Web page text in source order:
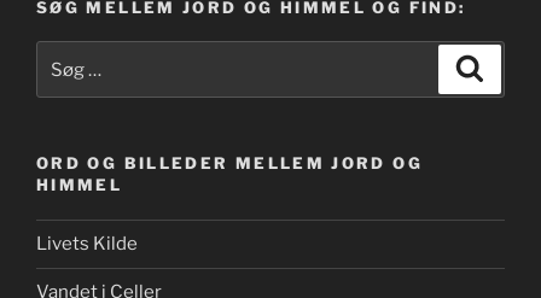
SØG MELLEM JORD OG HIMMEL OG FIND:
efter:
ORD OG BILLEDER MELLEM JORD OG
HIMMEL
Livets Kilde
Vandet i Celler